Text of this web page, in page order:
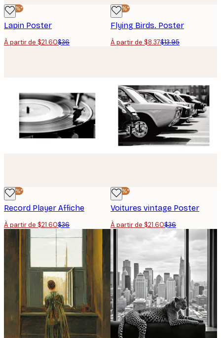
-40%*
Lapin Poster
À partir de $21.60$36
-40%*
Flying Birds. Poster
À partir de $8.37$13.95
-40%*
Record Player Affiche
À partir de $21.60$36
-40%*
Voitures vintage Poster
À partir de $21.60$36